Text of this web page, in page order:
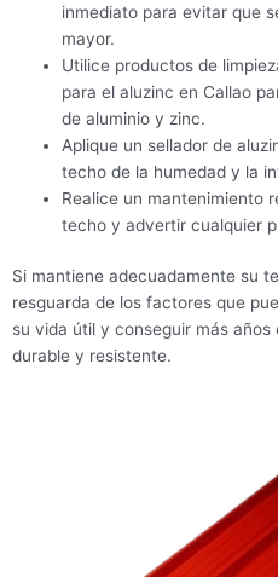
inmediato para evitar que
mayor.
Utilice productos de
para el aluzinc en Callao
de aluminio y zinc.
Aplique un sellador de
techo de la humedad y la
Realice un mantenimiento
techo y advertir cualquier
Si mantiene adecuadamente su
resguarda de los factores que
su vida útil y conseguir más
durable y resistente.